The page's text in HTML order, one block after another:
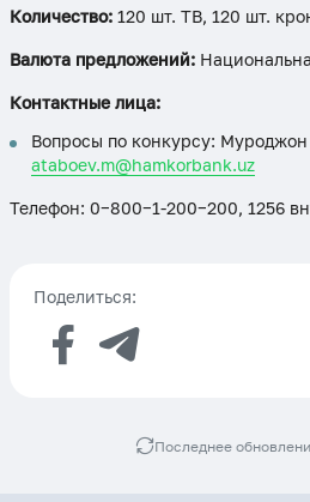
Количество: 120 шт. ТВ, 120 шт.
Валюта предложений:
Контактные лица:
Вопросы по конкурсу: Муроджон
ataboev.m@hamkorbank.uz
Телефон: 0−800−1-200−200, 1256
Поделиться:
Последнее